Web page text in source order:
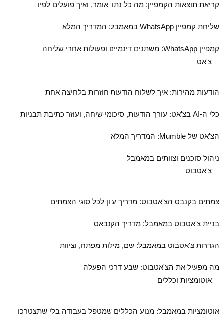
קריאת תוצאות הקמפיין: מה כל נתון אומר, ואיך פועלים לפיו
שליחת קמפיין WhatsApp במאמבל: המדריך המלא
קמפיין WhatsApp: משתנים דינמיים ופעולות אחרי שליחה
צ'אט
הודעות מהירות: איך לשלוח הודעות חוזרות בלחיצה אחת
כלי ה‑AI בצ'אט: עורך הודעות, סיכומי שיחה, ועוזר כתיבת תבניות
הצ'אט של Mumble: המדריך המלא
ניהול סוכנים וצוותים במאמבל
צ'אטבוט
צמתים בקנבס הצ'אטבוט: מדריך עיון לכל סוגי הצמתים
בניית צ'אטבוט במאמבל: מדריך הקנבאס
הגדרות צ'אטבוט במאמבל: שם, מילות מפתח, וציוות
מה מפעיל את הצ'אטבוט: שבע דרכי הפעלה
אוטומציות וכללים
אוטומציות במאמבל: מנוע הכללים שמטפל בעבודה בלי שתצטרכו